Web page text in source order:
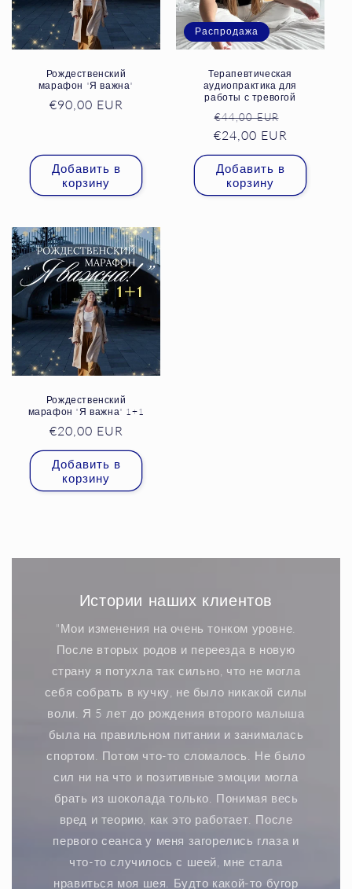
ц
и
Рождественский
марафон "Я важна"
Обычная
€90,00 EUR
Добавить в
корзину
Распродажа
Терапевтическая
аудиопрактика для
работы с тревогой
Обычная
цена
€44,00 EUR
скидкой
€24,00 EUR
Добавить в
корзину
Рождественский
марафон "Я важна" 1+1
Обычная
цена
€20,00 EUR
Добавить в
корзину
Истории наших клиентов
"Мои изменения на очень тонком уровне.
После вторых родов и переезда в новую
страну я потухла так сильно, что не могла
себя собрать в кучку, не было никакой силы
воли. Я 5 лет до рождения второго малыша
была на правильном питании и занималась
спортом. Потом что-то сломалось. Не было
сил ни на что и позитивные эмоции могла
брать из шоколада только. Понимая весь
вред и теорию, как это работает. После
первого сеанса у меня загорелись глаза и
что-то случилось с шеей, мне стала
нравиться моя шея. Будто какой-то бугор